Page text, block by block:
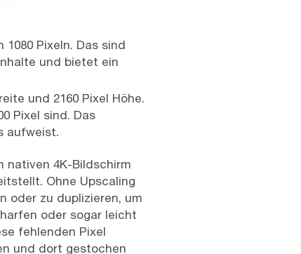
Pixeln. Das sind
und bietet ein
und 2160 Pixel Höhe.
Pixel sind. Das
aufweist.
nativen 4K-Bildschirm
Ohne Upscaling
oder zu duplizieren, um
oder sogar leicht
fehlenden Pixel
und dort gestochen